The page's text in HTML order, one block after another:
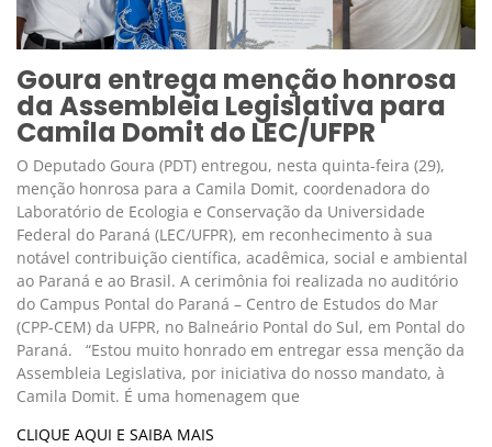
Goura entrega menção honrosa
da Assembleia Legislativa para
Camila Domit do LEC/UFPR
O Deputado Goura (PDT) entregou, nesta quinta-feira (29),
menção honrosa para a Camila Domit, coordenadora do
Laboratório de Ecologia e Conservação da Universidade
Federal do Paraná (LEC/UFPR), em reconhecimento à sua
notável contribuição científica, acadêmica, social e ambiental
ao Paraná e ao Brasil. A cerimônia foi realizada no auditório
do Campus Pontal do Paraná – Centro de Estudos do Mar
(CPP-CEM) da UFPR, no Balneário Pontal do Sul, em Pontal do
Paraná. “Estou muito honrado em entregar essa menção da
Assembleia Legislativa, por iniciativa do nosso mandato, à
Camila Domit. É uma homenagem que
CLIQUE AQUI E SAIBA MAIS